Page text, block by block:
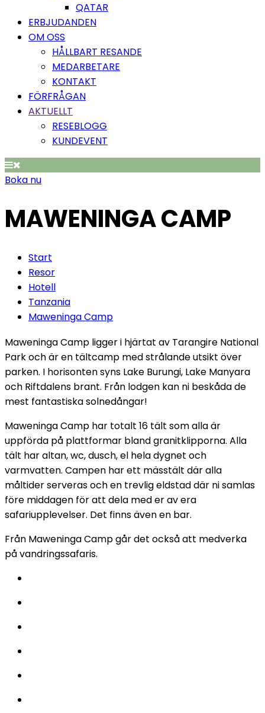
QATAR
ERBJUDANDEN
OM OSS
HÅLLBART RESANDE
MEDARBETARE
KONTAKT
FÖRFRÅGAN
AKTUELLT
RESEBLOGG
KUNDEVENT
Boka nu
MAWENINGA CAMP
Start
Resor
Hotell
Tanzania
Maweninga Camp
Maweninga Camp ligger i hjärtat av Tarangire National
Park och är en tältcamp med strålande utsikt över
parken. I horisonten syns Lake Burungi, Lake Manyara
och Riftdalens brant. Från lodgen kan ni beskåda de
mest fantastiska solnedångar!
Maweninga Camp har totalt 16 tält som alla är
uppförda på plattformar bland granitklipporna. Alla
tält har altan, wc, dusch, el hela dygnet och
varmvatten. Campen har ett mässtält där alla
måltider serveras och en trevlig eldstad där ni samlas
före middagen för att dela med er av era
safariupplevelser. Det finns även en bar.
Från Maweninga Camp går det också att medverka
på vandringssafaris.